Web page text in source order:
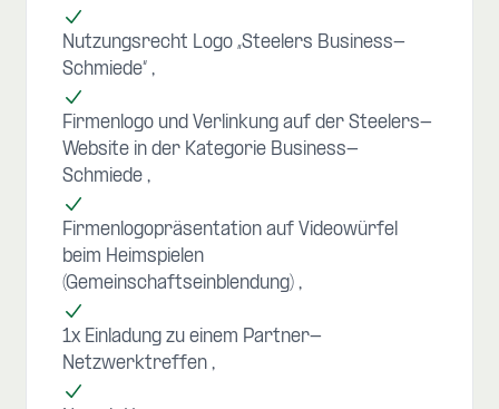
Nutzungsrecht Logo „Steelers Business-
Schmiede“
Firmenlogo und Verlinkung auf der Steelers-
Website in der Kategorie Business-
Schmiede
Firmenlogopräsentation auf Videowürfel
beim Heimspielen
(Gemeinschaftseinblendung)
1x Einladung zu einem Partner-
Netzwerktreffen